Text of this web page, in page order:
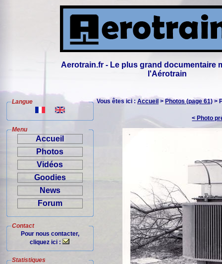
Aerotrain.fr - Le plus grand documentaire
l'Aérotrain
Langue
Menu
Accueil
Photos
Vidéos
Goodies
News
Forum
Contact
Pour nous contacter,
cliquez ici :
Statistiques
Vous êtes ici : Accueil > Photos (page 61) >
< Photo